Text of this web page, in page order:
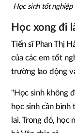
Học sinh tốt
Học xong đi
Tiến sĩ Phan Thị
của các em tốt
trường lao động
"Học sinh không
học sinh cần
lai. Trong đó, học